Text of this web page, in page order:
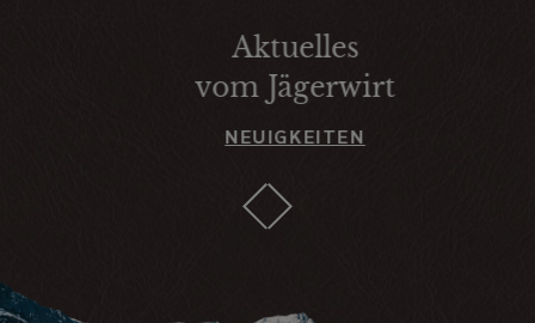
Aktuelles
vom Jägerwirt
NEUIGKEITEN